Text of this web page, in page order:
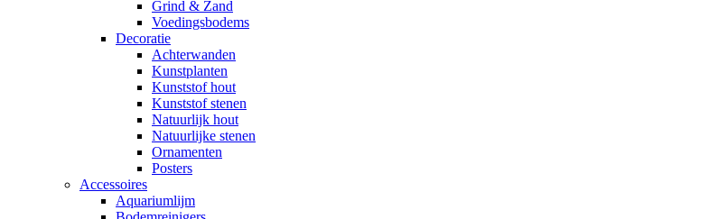
Grind & Zand
Voedingsbodems
Decoratie
Achterwanden
Kunstplanten
Kunststof hout
Kunststof stenen
Natuurlijk hout
Natuurlijke stenen
Ornamenten
Posters
Accessoires
Aquariumlijm